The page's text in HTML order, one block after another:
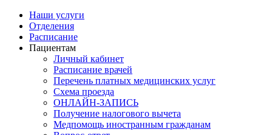
Наши услуги
Отделения
Расписание
Пациентам
Личный кабинет
Расписание врачей
Перечень платных медицинских услуг
Схема проезда
ОНЛАЙН-ЗАПИСЬ
Получение налогового вычета
Медпомощь иностранным гражданам